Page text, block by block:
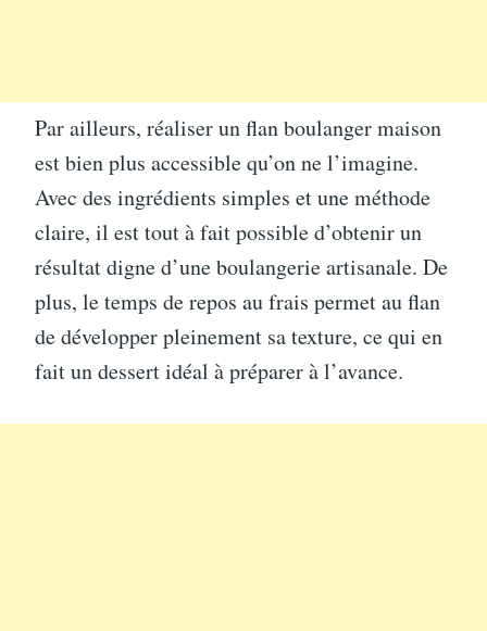
Par ailleurs, réaliser un flan boulanger maison
est bien plus accessible qu’on ne l’imagine.
Avec des ingrédients simples et une méthode
claire, il est tout à fait possible d’obtenir un
résultat digne d’une boulangerie artisanale. De
plus, le temps de repos au frais permet au flan
de développer pleinement sa texture, ce qui en
fait un dessert idéal à préparer à l’avance.